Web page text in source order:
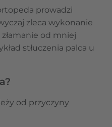
prowadzi
zleca wykonanie
od mniej
stłuczenia palca u
od przyczyny